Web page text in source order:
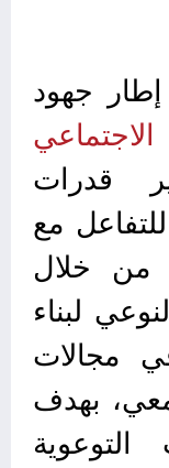
جهود
قدرات
مع
من خلال
لبناء
مجالات
بهدف